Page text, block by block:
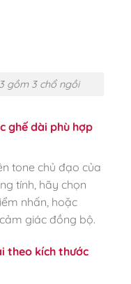
gồm 3 chổ ngồi
ghế dài phù hợp
tone chủ đạo của
tính, hãy chọn
nhấn, hoặc
giác đồng bộ.
theo kích thước